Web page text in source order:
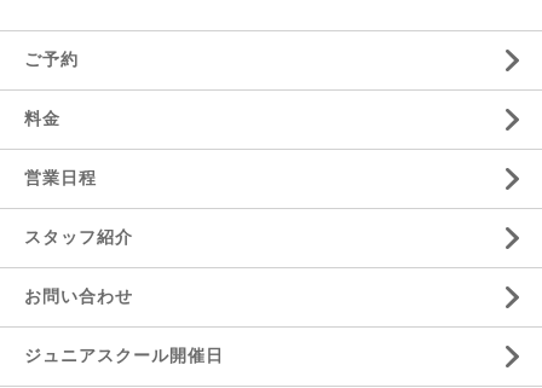
ご予約
料金
営業日程
スタッフ紹介
お問い合わせ
ジュニアスクール開催日